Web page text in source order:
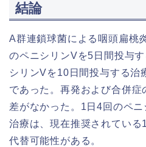
結論
A群連鎖球菌による咽頭扁桃
のペニシリンVを5日間投与
シリンVを10日間投与する治
であった。再発および合併
差がなかった。1日4回のペ
治療は、現在推奨されている
代替可能性がある。